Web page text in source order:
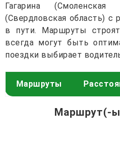
Гагарина
(Свердловская область) с
в пути. Маршруты
всегда могут быть
поездки выбирает
Маршруты
Маршрут(-